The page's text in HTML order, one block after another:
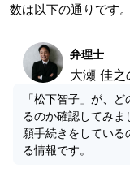
数は以下の通りです。
弁理士
大瀬 佳之
「松下智子」が、
るのか確認してみま
願手続きをしている
る情報です。